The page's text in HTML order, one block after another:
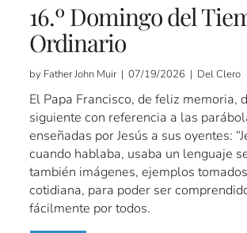
16.º Domingo del
Ordinario
by Father John Muir | 07/19/2026 | Del Clero
El Papa Francisco, de feliz memoria,
siguiente con referencia a las
enseñadas por Jesús a sus oyentes:
cuando hablaba, usaba un lenguaje
también imágenes, ejemplos
cotidiana, para poder ser
fácilmente por todos.